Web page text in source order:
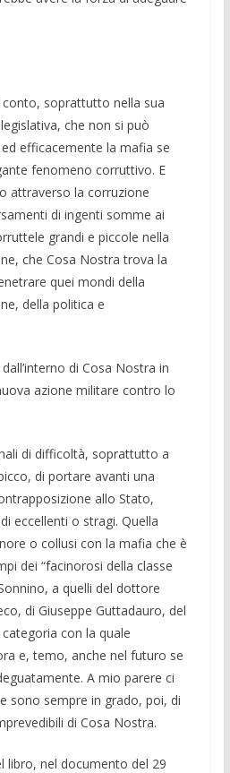
soprattutto nella sua
che non si può
efficacemente la mafia se
fenomeno corruttivo. E
attraverso la corruzione
di ingenti somme ai
grandi e piccole nella
che Cosa Nostra trova la
quei mondi della
della politica e
di Cosa Nostra in
azione militare contro lo
di difficoltà, soprattutto a
di portare avanti una
allo Stato,
eccellenti o stragi. Quella
o collusi con la mafia che è
dei “facinorosi della classe
a quelli del dottore
di Giuseppe Guttadauro, del
con la quale
e, temo, anche nel futuro se
A mio parere ci
sono sempre in grado, poi, di
di Cosa Nostra.
libro, nel documento del 29